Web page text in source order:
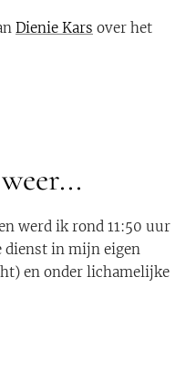
Dienie Kars over het
werd ik rond 11:50 uur
dienst in mijn eigen
en onder lichamelijke